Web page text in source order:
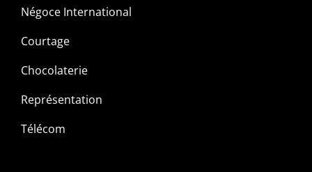
Négoce International
Courtage
Chocolaterie
Représentation
Télécom